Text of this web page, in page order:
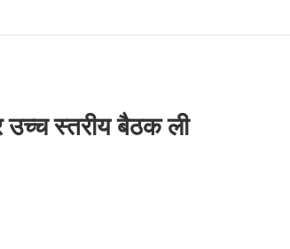
उच्च स्तरीय बैठक ली